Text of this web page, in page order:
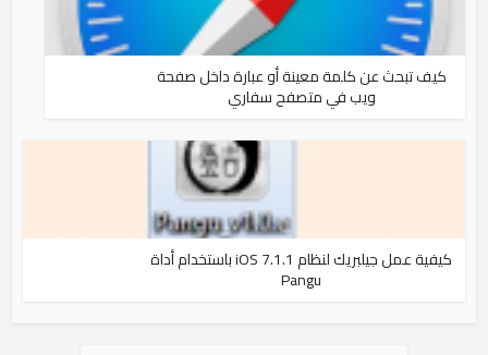
كيف تبحث عن كلمة معينة أو عبارة داخل صفحة
ويب في متصفح سفاري
كيفية عمل جيلبريك لنظام iOS 7.1.1 باستخدام أداة
Pangu